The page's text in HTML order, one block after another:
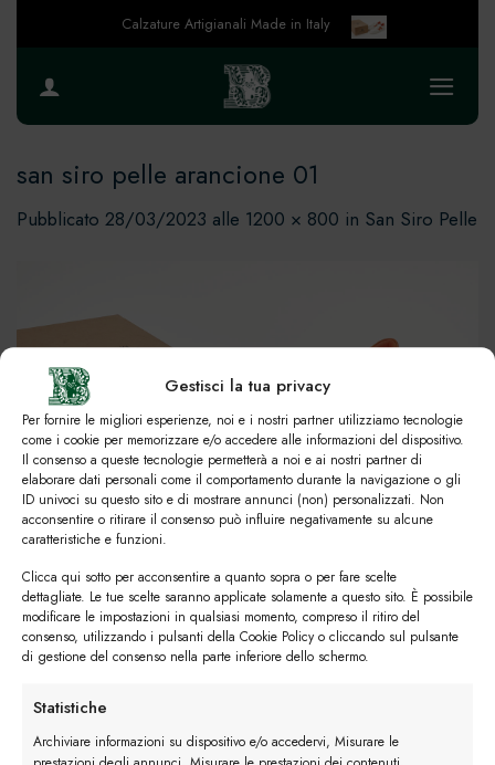
Gestisci la tua privacy
Per fornire le migliori esperienze, noi e i nostri partner utilizziamo tecnologie
come i cookie per memorizzare e/o accedere alle informazioni del dispositivo.
Il consenso a queste tecnologie permetterà a noi e ai nostri partner di
elaborare dati personali come il comportamento durante la navigazione o gli
ID univoci su questo sito e di mostrare annunci (non) personalizzati. Non
acconsentire o ritirare il consenso può influire negativamente su alcune
caratteristiche e funzioni.
Clicca qui sotto per acconsentire a quanto sopra o per fare scelte
dettagliate. Le tue scelte saranno applicate solamente a questo sito. È possibile
modificare le impostazioni in qualsiasi momento, compreso il ritiro del
consenso, utilizzando i pulsanti della Cookie Policy o cliccando sul pulsante
di gestione del consenso nella parte inferiore dello schermo.
Statistiche
Archiviare informazioni su dispositivo e/o accedervi, Misurare le
Calzature Artigianali Made in Italy
san siro pelle arancione 01
Pubblicato 28/03/2023 alle 1200 × 800 in San Siro Pelle
#image_title
#image_title